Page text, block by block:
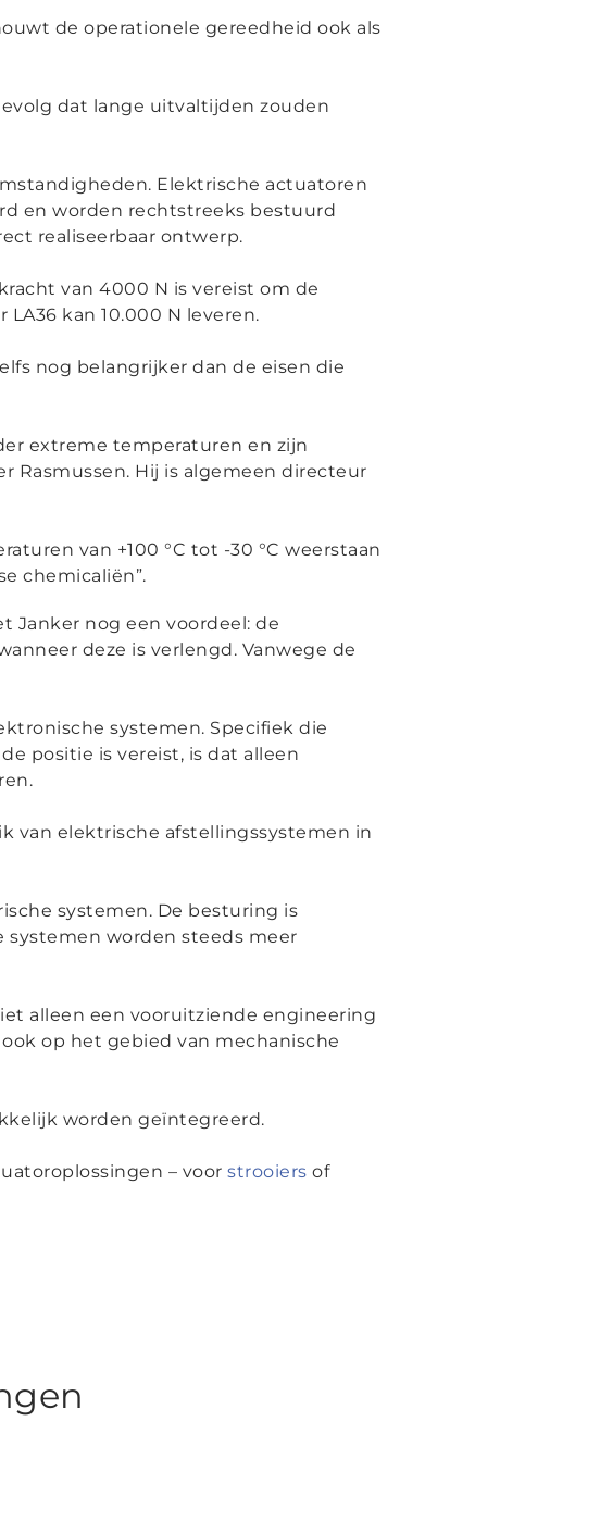
de operationele gereedheid ook als
dat lange uitvaltijden zouden
Elektrische actuatoren
en worden rechtstreeks bestuurd
realiseerbaar ontwerp.
van 4000 N is vereist om de
kan 10.000 N leveren.
nog belangrijker dan de eisen die
extreme temperaturen en zijn
Rasmussen. Hij is algemeen directeur
van +100 °C tot -30 °C weerstaan
chemicaliën”.
Janker nog een voordeel: de
deze is verlengd. Vanwege de
systemen. Specifiek die
positie is vereist, is dat alleen
van elektrische afstellingssystemen in
systemen. De besturing is
worden steeds meer
alleen een vooruitziende engineering
op het gebied van mechanische
worden geïntegreerd.
– voor strooiers of